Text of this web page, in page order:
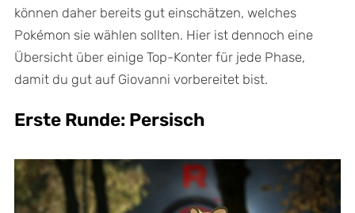
können daher bereits gut einschätzen, welches
Pokémon sie wählen sollten. Hier ist dennoch eine
Übersicht über einige Top-Konter für jede Phase,
damit du gut auf Giovanni vorbereitet bist.
Erste Runde: Persisch